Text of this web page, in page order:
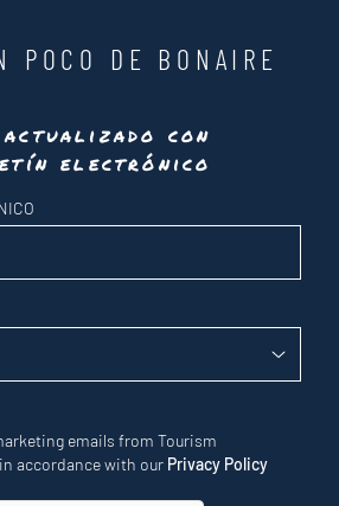
POCO DE BONAIRE
actualizado con
electrónico
emails from Tourism
accordance with our Privacy Policy